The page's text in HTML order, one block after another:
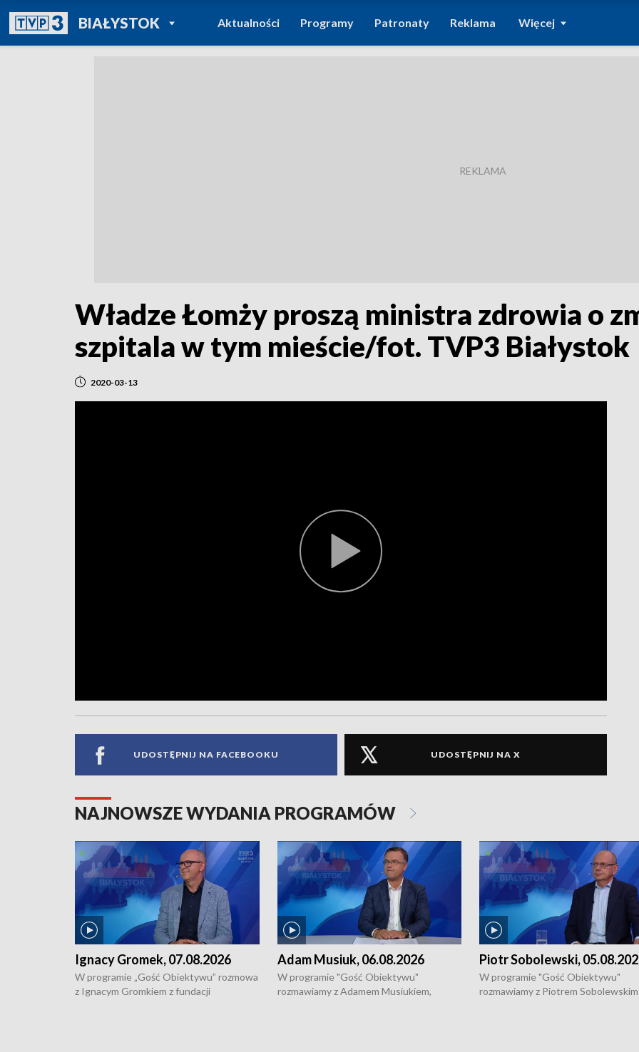
BIAŁYSTOKPOWRÓT DO
TVP REGIONY
Aktualności Programy Patronaty Reklama Więcej
Władze Łomży proszą ministra zdrowia o
szpitala w tym mieście/fot. TVP3 Białystok
2020-03-13
UDOSTĘPNIJ NA FACEBOOKU UDOSTĘPNIJ NA X
NAJNOWSZE WYDANIA PROGRAMÓW
Ignacy Gromek, 07.08.2026
W programie „Gość Obiektywu” rozmowa
z Ignacym Gromkiem z fundacji
Adam Musiuk, 06.08.2026
W programie "Gość Obiektywu"
rozmawiamy z Adamem Musiukiem,
Piotr Sobolewski,
W programie "Gość Obiektywu"
rozmawiamy z Piotrem